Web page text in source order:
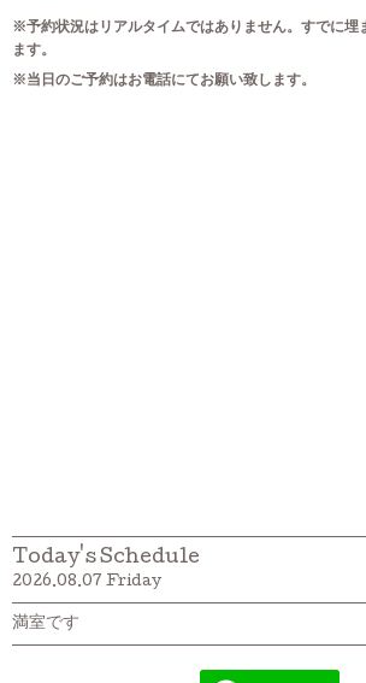
※予約状況はリアルタイムではありません。すでに埋
ます。
※当日のご予約はお電話にてお願い致します。
Today's Schedule
2026.08.07 Friday
満室です